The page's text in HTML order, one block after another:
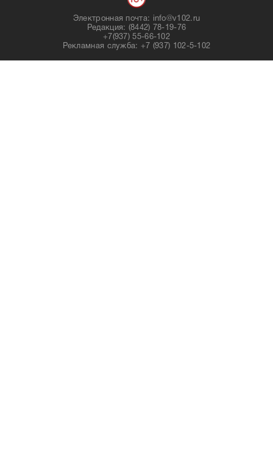
Электронная почта: info@v102.ru
Редакция: (8442) 78-19-76
+7(937) 55-66-102
Рекламная служба: +7 (937) 102-5-102